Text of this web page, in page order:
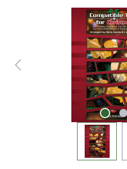
Bildergalerie überspringen